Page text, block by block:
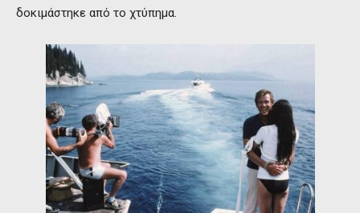
δοκιμάστηκε από το χτύπημα.